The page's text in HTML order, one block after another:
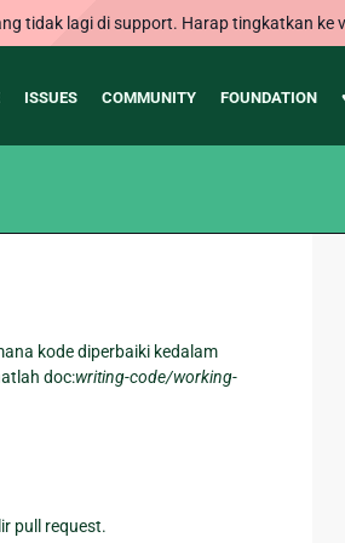
tidak lagi di support. Harap tingkatkan ke
ISSUES COMMUNITY FOUNDATION
kode diperbaiki kedalam
doc:writing-code/working-
pull request.